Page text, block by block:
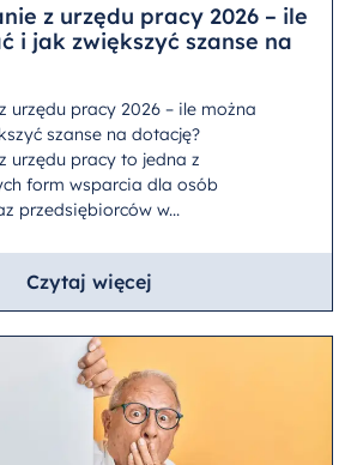
z urzędu pracy 2026 – ile
i jak zwiększyć szanse na
urzędu pracy 2026 – ile można
szanse na dotację?
urzędu pracy to jedna z
form wsparcia dla osób
przedsiębiorców w...
Czytaj więcej